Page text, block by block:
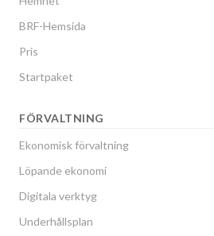
BRF-Hemsida
Pris
Startpaket
FÖRVALTNING
Ekonomisk förvaltning
Löpande ekonomi
Digitala verktyg
Underhållsplan